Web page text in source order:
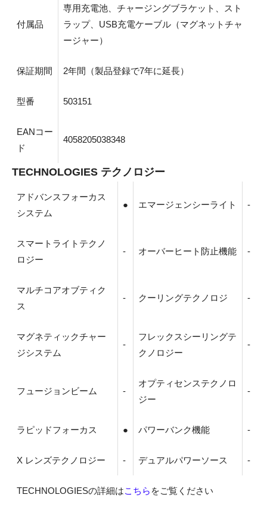
付属品
専用充電池、チャージングブラケット、スト
ラップ、USB充電ケーブル（マグネットチャ
ージャー）
保証期間 2年間（製品登録で7年に延長）
型番 503151
EANコー
ド
4058205038348
TECHNOLOGIES テクノロジー
アドバンスフォーカス
システム
● エマージェンシーライト -
スマートライトテクノ
ロジー
- オーバーヒート防止機能 -
マルチコアオブティク
ス
- クーリングテクノロジ -
マグネティックチャー
ジシステム
-
フレックスシーリングテ
クノロジー
-
フュージョンビーム -
オプティセンステクノロ
ジー
-
ラピッドフォーカス ● パワーバンク機能 -
X レンズテクノロジー - デュアルパワーソース -
TECHNOLOGIESの詳細はこちら をご覧ください